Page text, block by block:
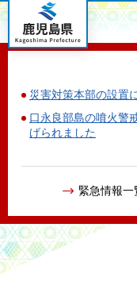
鹿児島県
災害対策本部の設置
口永良部島の噴火警
げられました
緊急情報一